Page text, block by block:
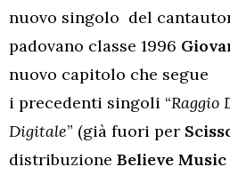
nuovo singolo del
padovano classe 1996
nuovo capitolo che segue
i precedenti singoli “Raggio
Digitale” (già fuori per
distribuzione Believe